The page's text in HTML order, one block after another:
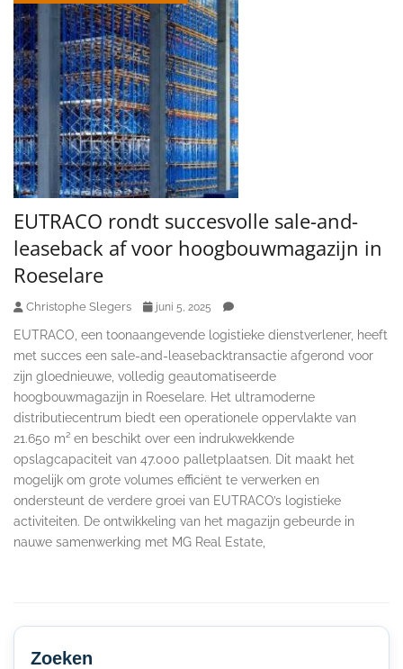
EUTRACO rondt succesvolle sale-and-
leaseback af voor hoogbouwmagazijn in
Roeselare
Christophe Slegers juni 5, 2025
EUTRACO, een toonaangevende logistieke dienstverlener, heeft
met succes een sale-and-leasebacktransactie afgerond voor
zijn gloednieuwe, volledig geautomatiseerde
hoogbouwmagazijn in Roeselare. Het ultramoderne
distributiecentrum biedt een operationele oppervlakte van
21.650 m² en beschikt over een indrukwekkende
opslagcapaciteit van 47.000 palletplaatsen. Dit maakt het
mogelijk om grote volumes efficiënt te verwerken en
ondersteunt de verdere groei van EUTRACO’s logistieke
activiteiten. De ontwikkeling van het magazijn gebeurde in
nauwe samenwerking met MG Real Estate,
Secondary
Sidebar
Zoeken